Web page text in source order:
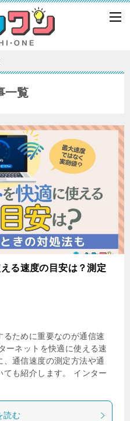
一覧
る速度の目安は？測定
ために重要なのが通信速
ーネットを快適に使える速
通信速度の測定方法や通
も紹介します。 インター
読む